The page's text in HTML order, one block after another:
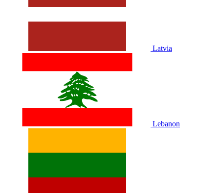
Latvia
Lebanon